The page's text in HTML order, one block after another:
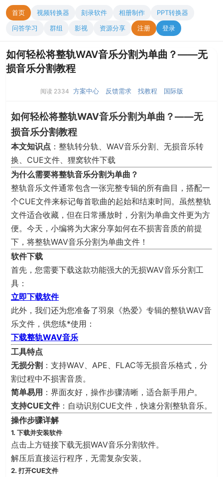
首页 视频转换器 刻录软件 相册制作
PPT转换器
问答学习
群组 影视 资源分享 注册 登录
如何轻松将整轨WAV音乐分割为单曲？——无
损音乐分割教程
阅读 2334 方案中心 反馈需求 找教程 国际版
如何轻松将整轨WAV音乐分割为单曲？——无
损音乐分割教程
本文知识点 ：整轨转分轨、WAV音乐分割、无损音乐转
换、CUE文件、狸窝软件下载
为什么需要将整轨音乐分割为单曲？
整轨音乐文件通常包含一张完整专辑的所有曲目，搭配一
个CUE文件来标记每首歌曲的起始和结束时间。虽然整轨
文件适合收藏，但在日常播放时，分割为单曲文件更为方
便。今天，小编将为大家分享如何在不损害音质的前提
下，将整轨WAV音乐分割为单曲文件！
软件下载
首先，您需要下载这款功能强大的无损WAV音乐分割工
具：
立即下载软件
此外，我们还为您准备了羽泉《热爱》专辑的整轨WAV音
乐文件，供您练*使用：
下载整轨WAV音乐
工具特点
无损分割 ：支持WAV、APE、FLAC等无损音乐格式，分
割过程中不损害音质。
简单易用 ：界面友好，操作步骤清晰，适合新手用户。
支持CUE文件：自动识别CUE文件，快速分割整轨音乐。
操作步骤详解
1. 下载并安装软件
点击上方链接下载无损WAV音乐分割软件。
解压后直接运行程序，无需复杂安装。
2. 打开CUE文件